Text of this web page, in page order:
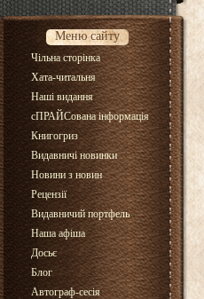
Меню сайту
Чільна сторінка
Хата-читальня
Наші видання
сПРАЙСована інформація
Книгогриз
Видавничі новинки
Новини з новин
Рецензії
Видавничий портфель
Наша афіша
Досьє
Блог
Автограф-сесія